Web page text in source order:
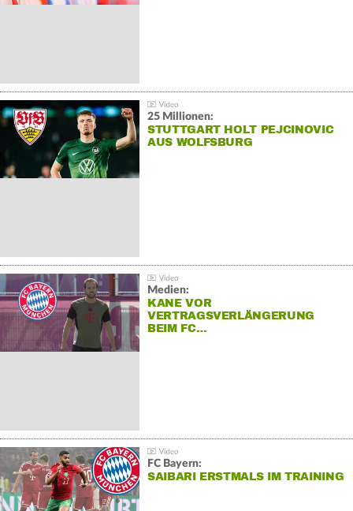
25 Millionen:
STUTTGART HOLT PEJCINOVIC
AUS WOLFSBURG
Medien:
KANE VOR
VERTRAGSVERLÄNGERUNG
BEIM FC…
FC Bayern:
SAIBARI ERSTMALS IM TRAINING